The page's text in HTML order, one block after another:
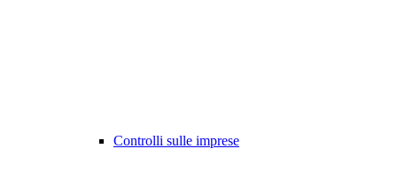
Controlli sulle imprese